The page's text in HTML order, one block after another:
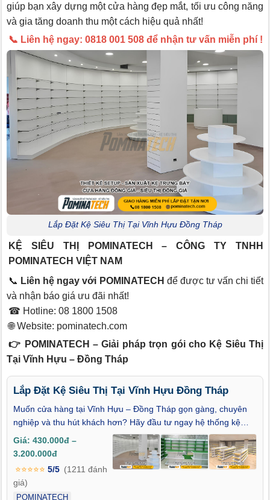
giúp bạn xây dựng một cửa hàng đẹp mắt, tối ưu công năng
và gia tăng doanh thu một cách hiệu quả nhất!
📞 Liên hệ ngay: 0818 001 508 để nhận tư vấn miễn phí !
Lắp Đặt Kệ Siêu Thị Tại Vĩnh Hựu Đồng Tháp
KỆ SIÊU THỊ POMINATECH – CÔNG TY TNHH
POMINATECH VIỆT NAM
📞 Liên hệ ngay với POMINATECH để được tư vấn chi tiết
và nhận báo giá ưu đãi nhất!
☎ Hotline: 08 1800 1508
🌐 Website: pominatech.com
👉 POMINATECH – Giải pháp trọn gói cho Kệ Siêu Thị
Tại Vĩnh Hựu – Đồng Tháp
Lắp Đặt Kệ Siêu Thị Tại Vĩnh Hựu Đồng Tháp
Muốn cửa hàng tại Vĩnh Hựu – Đồng Tháp gọn gàng, chuyên
nghiệp và thu hút khách hơn? Hãy đầu tư ngay hệ thống kệ
siêu thị hiện đại, thiết kế thông minh – chắc chắn – đẹp mắt. Kệ
không chỉ giúp trưng bày hàng hóa khoa học mà còn tạo ấn
tượng chuyên nghiệp cho người mua. Chúng tôi cung cấp giải
pháp trọn gói: khảo sát tận nơi, tư vấn bố trí hợp lý, thi công
nhanh gọn và bảo hành rõ ràng. Thay đổi nhỏ hôm nay – tạo
Giá: 430.000đ –
3.200.000đ
⭐⭐⭐⭐⭐ 5/5 (1211 đánh
giá)
POMINATECH